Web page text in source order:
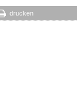
drucken